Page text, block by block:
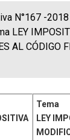
N°167 -
LEY
AL CÓDIGO
Tema
LEY